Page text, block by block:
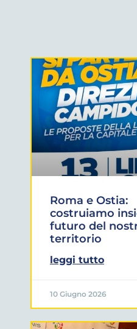
Roma e Ostia:
costruiamo
futuro del
territorio
leggi tutto
10 Giugno 2026